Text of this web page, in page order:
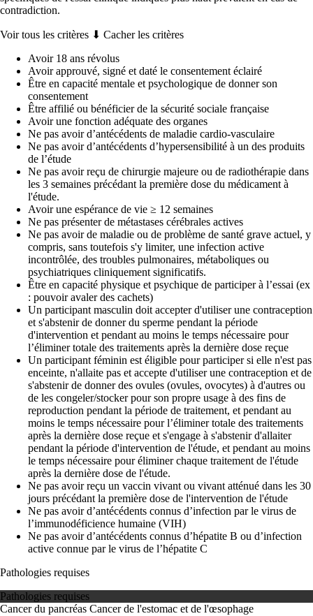
contradiction.
Voir tous les critères ⬇ Cacher les critères
Avoir 18 ans révolus
Avoir approuvé, signé et daté le consentement éclairé
Être en capacité mentale et psychologique de donner son
consentement
Être affilié ou bénéficier de la sécurité sociale française
Avoir une fonction adéquate des organes
Ne pas avoir d’antécédents de maladie cardio-vasculaire
Ne pas avoir d’antécédents d’hypersensibilité à un des produits
de l’étude
Ne pas avoir reçu de chirurgie majeure ou de radiothérapie dans
les 3 semaines précédant la première dose du médicament à
l'étude.
Avoir une espérance de vie ≥ 12 semaines
Ne pas présenter de métastases cérébrales actives
Ne pas avoir de maladie ou de problème de santé grave actuel, y
compris, sans toutefois s'y limiter, une infection active
incontrôlée, des troubles pulmonaires, métaboliques ou
psychiatriques cliniquement significatifs.
Être en capacité physique et psychique de participer à l’essai (ex
: pouvoir avaler des cachets)
Un participant masculin doit accepter d'utiliser une contraception
et s'abstenir de donner du sperme pendant la période
d'intervention et pendant au moins le temps nécessaire pour
l’éliminer totale des traitements après la dernière dose reçue
Un participant féminin est éligible pour participer si elle n'est pas
enceinte, n'allaite pas et accepte d'utiliser une contraception et de
s'abstenir de donner des ovules (ovules, ovocytes) à d'autres ou
de les congeler/stocker pour son propre usage à des fins de
reproduction pendant la période de traitement, et pendant au
moins le temps nécessaire pour l’éliminer totale des traitements
après la dernière dose reçue et s'engage à s'abstenir d'allaiter
pendant la période d'intervention de l'étude, et pendant au moins
le temps nécessaire pour éliminer chaque traitement de l'étude
après la dernière dose de l'étude.
Ne pas avoir reçu un vaccin vivant ou vivant atténué dans les 30
jours précédant la première dose de l'intervention de l'étude
Ne pas avoir d’antécédents connus d’infection par le virus de
l’immunodéficience humaine (VIH)
Ne pas avoir d’antécédents connus d’hépatite B ou d’infection
active connue par le virus de l’hépatite C
Pathologies requises
Pathologies requises
Cancer du pancréas Cancer de l'estomac et de l'œsophage